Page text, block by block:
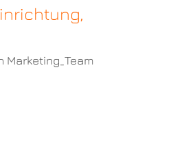
Marketing_Team